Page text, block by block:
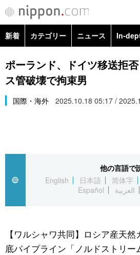
カテゴリー
経済・ビジネス
国際
文化
トップ
アーカイブ
In-depth
Japan Data
動画/Live
新着 カテゴリー ニュース In-
政治・外交
経済・ビジネス
スポーツ・東京2020
ポーランド、ドイツ移送拒
ス管破壊で拘束男
国際・海外 2025.10.18 05:17 /
他の言語で
English
日本語 简体字
Español
العربية
【ワルシャワ共同】ロシア産天
底パイプライン「ノルドストリー